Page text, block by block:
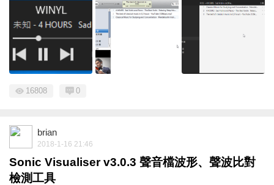
16808 0
brian
2018-1-16 21:46
Sonic Visualiser v3.0.3 聲音檔波形、聲波比對
檢測工具